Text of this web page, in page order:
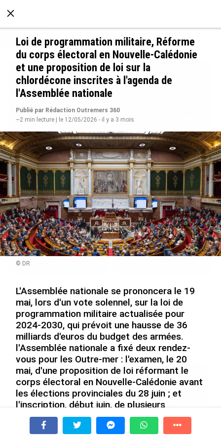
À LA UNE POLITIQUE ECONOMIE SOCIÉTÉ
Avec VEENI, le Guadeloupéen Yanis Foy entend
participer au développement touristique des
Outre-mer
le 06/08/2026
Après 5 ans à la SARA aux
Antilles, Olivier Cotta prend
la direction générale de la
Société Réunionnaise des
Produits Pétroliers
le 05/08/2026
En juin 2026, les prix à la
consommation diminuent à
La Réunion et augmentent à
Mayotte (Insee)
le 04/08/2026
INTERVIEW. À Wallis-et-Futuna, un
tourisme authentique et durable en
plein essor...
le 04/08/2026
Prix à la consommation en juin 2026 :
progression en Guadeloupe, recul en
À la une Tv Radio A Propos
Loi de programmation militaire, Réforme
du corps électoral en Nouvelle-Calédonie
et une proposition de loi sur la
chlordécone inscrites à l'agenda de
l'Assemblée nationale
Publié par Rédaction Outremers 360
~2 min lecture | le 12/05/2026 - il y a 3 mois
© DR
L'Assemblée nationale se prononcera le 19
mai, lors d'un vote solennel, sur la loi de
programmation militaire actualisée pour
2024-2030, qui prévoit une hausse de 36
milliards d'euros du budget des armées.
l'Assemblée nationale a fixé deux rendez-
vous pour les Outre-mer : l'examen, le 20
mai, d'une proposition de loi réformant le
corps électoral en Nouvelle-Calédonie avant
les élections provinciales du 28 juin ; et
l'inscription, début juin, de plusieurs
propositions parlementaires, dont une visant
à reconnaître la responsabilité de l'État dans